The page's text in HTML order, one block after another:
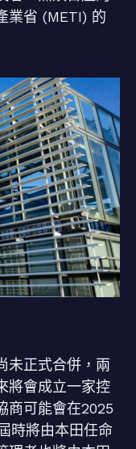
業省 (METI) 的
未正式合併，兩
將會成立一家控
商可能會在2025
時將由本田任命